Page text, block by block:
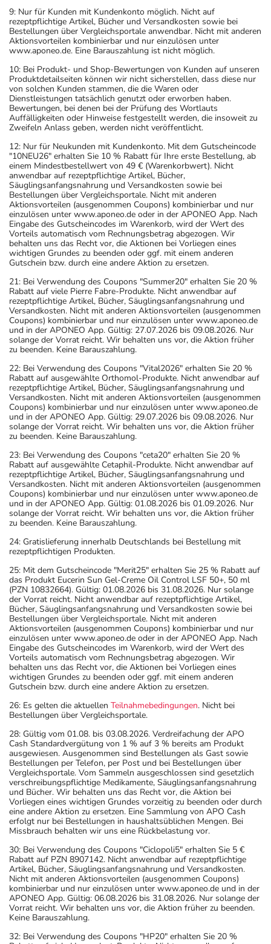
9: Nur für Kunden mit Kundenkonto möglich. Nicht auf
rezeptpflichtige Artikel, Bücher und Versandkosten sowie bei
Bestellungen über Vergleichsportale anwendbar. Nicht mit anderen
Aktionsvorteilen kombinierbar und nur einzulösen unter
www.aponeo.de. Eine Barauszahlung ist nicht möglich.
10: Bei Produkt- und Shop-Bewertungen von Kunden auf unseren
Produktdetailseiten können wir nicht sicherstellen, dass diese nur
von solchen Kunden stammen, die die Waren oder
Dienstleistungen tatsächlich genutzt oder erworben haben.
Bewertungen, bei denen bei der Prüfung des Wortlauts
Auffälligkeiten oder Hinweise festgestellt werden, die insoweit zu
Zweifeln Anlass geben, werden nicht veröffentlicht.
12: Nur für Neukunden mit Kundenkonto. Mit dem Gutscheincode
"10NEU26" erhalten Sie 10 % Rabatt für Ihre erste Bestellung, ab
einem Mindestbestellwert von 49 € (Warenkorbwert). Nicht
anwendbar auf rezeptpflichtige Artikel, Bücher,
Säuglingsanfangsnahrung und Versandkosten sowie bei
Bestellungen über Vergleichsportale. Nicht mit anderen
Aktionsvorteilen (ausgenommen Coupons) kombinierbar und nur
einzulösen unter www.aponeo.de oder in der APONEO App. Nach
Eingabe des Gutscheincodes im Warenkorb, wird der Wert des
Vorteils automatisch vom Rechnungsbetrag abgezogen. Wir
behalten uns das Recht vor, die Aktionen bei Vorliegen eines
wichtigen Grundes zu beenden oder ggf. mit einem anderen
Gutschein bzw. durch eine andere Aktion zu ersetzen.
21: Bei Verwendung des Coupons "Summer20" erhalten Sie 20 %
Rabatt auf viele Pierre Fabre-Produkte. Nicht anwendbar auf
rezeptpflichtige Artikel, Bücher, Säuglingsanfangsnahrung und
Versandkosten. Nicht mit anderen Aktionsvorteilen (ausgenommen
Coupons) kombinierbar und nur einzulösen unter www.aponeo.de
und in der APONEO App. Gültig: 27.07.2026 bis 09.08.2026. Nur
solange der Vorrat reicht. Wir behalten uns vor, die Aktion früher
zu beenden. Keine Barauszahlung.
22: Bei Verwendung des Coupons "Vital2026" erhalten Sie 20 %
Rabatt auf ausgewählte Orthomol-Produkte. Nicht anwendbar auf
rezeptpflichtige Artikel, Bücher, Säuglingsanfangsnahrung und
Versandkosten. Nicht mit anderen Aktionsvorteilen (ausgenommen
Coupons) kombinierbar und nur einzulösen unter www.aponeo.de
und in der APONEO App. Gültig: 29.07.2026 bis 09.08.2026. Nur
solange der Vorrat reicht. Wir behalten uns vor, die Aktion früher
zu beenden. Keine Barauszahlung.
23: Bei Verwendung des Coupons "ceta20" erhalten Sie 20 %
Rabatt auf ausgewählte Cetaphil-Produkte. Nicht anwendbar auf
rezeptpflichtige Artikel, Bücher, Säuglingsanfangsnahrung und
Versandkosten. Nicht mit anderen Aktionsvorteilen (ausgenommen
Coupons) kombinierbar und nur einzulösen unter www.aponeo.de
und in der APONEO App. Gültig: 01.08.2026 bis 01.09.2026. Nur
solange der Vorrat reicht. Wir behalten uns vor, die Aktion früher
zu beenden. Keine Barauszahlung.
24: Gratislieferung innerhalb Deutschlands bei Bestellung mit
rezeptpflichtigen Produkten.
25: Mit dem Gutscheincode "Merit25" erhalten Sie 25 % Rabatt auf
das Produkt Eucerin Sun Gel-Creme Oil Control LSF 50+, 50 ml
(PZN 10832664). Gültig: 01.08.2026 bis 31.08.2026. Nur solange
der Vorrat reicht. Nicht anwendbar auf rezeptpflichtige Artikel,
Bücher, Säuglingsanfangsnahrung und Versandkosten sowie bei
Bestellungen über Vergleichsportale. Nicht mit anderen
Aktionsvorteilen (ausgenommen Coupons) kombinierbar und nur
einzulösen unter www.aponeo.de oder in der APONEO App. Nach
Eingabe des Gutscheincodes im Warenkorb, wird der Wert des
Vorteils automatisch vom Rechnungsbetrag abgezogen. Wir
behalten uns das Recht vor, die Aktionen bei Vorliegen eines
wichtigen Grundes zu beenden oder ggf. mit einem anderen
Gutschein bzw. durch eine andere Aktion zu ersetzen.
26: Es gelten die aktuellen Teilnahmebedingungen. Nicht bei
Bestellungen über Vergleichsportale.
28: Gültig vom 01.08. bis 03.08.2026. Verdreifachung der APO
Cash Standardvergütung von 1 % auf 3 % bereits am Produkt
ausgewiesen. Ausgenommen sind Bestellungen als Gast sowie
Bestellungen per Telefon, per Post und bei Bestellungen über
Vergleichsportale. Vom Sammeln ausgeschlossen sind gesetzlich
verschreibungspflichtige Medikamente, Säuglingsanfangsnahrung
und Bücher. Wir behalten uns das Recht vor, die Aktion bei
Vorliegen eines wichtigen Grundes vorzeitig zu beenden oder durch
eine andere Aktion zu ersetzen. Eine Sammlung von APO Cash
erfolgt nur bei Bestellungen in haushaltsüblichen Mengen. Bei
Missbrauch behalten wir uns eine Rückbelastung vor.
30: Bei Verwendung des Coupons "Ciclopoli5" erhalten Sie 5 €
Rabatt auf PZN 8907142. Nicht anwendbar auf rezeptpflichtige
Artikel, Bücher, Säuglingsanfangsnahrung und Versandkosten.
Nicht mit anderen Aktionsvorteilen (ausgenommen Coupons)
kombinierbar und nur einzulösen unter www.aponeo.de und in der
APONEO App. Gültig: 06.08.2026 bis 31.08.2026. Nur solange der
Vorrat reicht. Wir behalten uns vor, die Aktion früher zu beenden.
Keine Barauszahlung.
32: Bei Verwendung des Coupons "HP20" erhalten Sie 20 %